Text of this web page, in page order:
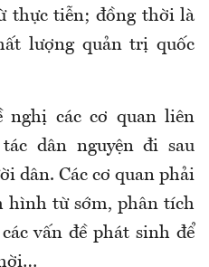
thực tiễn; đồng thời là
lượng quản trị quốc
nghị các cơ quan liên
dân nguyện đi sau
dân. Các cơ quan phải
hình từ sớm, phân tích
vấn đề phát sinh để